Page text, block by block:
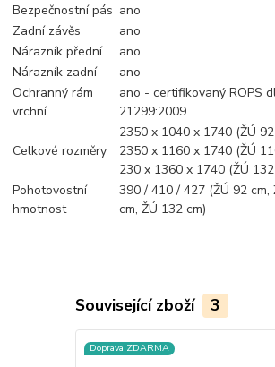
Bezpečnostní pás ano
Zadní závěs
ano
Nárazník přední
ano
Nárazník zadní
ano
Ochranný rám
vrchní
ano - certifikovaný ROPS
21299:2009
Celkové rozměry
2350 x 1040 x 1740 (ŽÚ 92
2350 x 1160 x 1740 (ŽÚ
230 x 1360 x 1740 (ŽÚ
Pohotovostní
hmotnost
390 / 410 / 427 (ŽÚ 92 cm,
cm, ŽÚ 132 cm)
Související zboží 3
Doprava ZDARMA